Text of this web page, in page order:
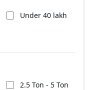
Under 40 lakh
2.5 Ton - 5 Ton